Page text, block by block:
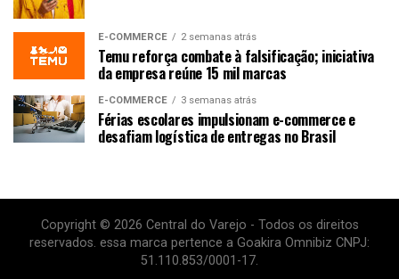
E-COMMERCE 2 semanas atrás
Temu reforça combate à falsificação; iniciativa
da empresa reúne 15 mil marcas
E-COMMERCE 3 semanas atrás
Férias escolares impulsionam e-commerce e
desafiam logística de entregas no Brasil
Copyright © 2026 Central do Varejo - Todos os direitos
reservados. essa marca pertence a Goakira Omnibiz CNPJ:
51.110.853/0001-17.